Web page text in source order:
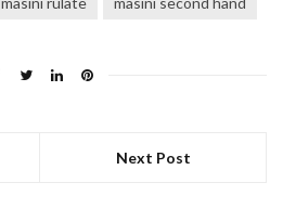
Next Post